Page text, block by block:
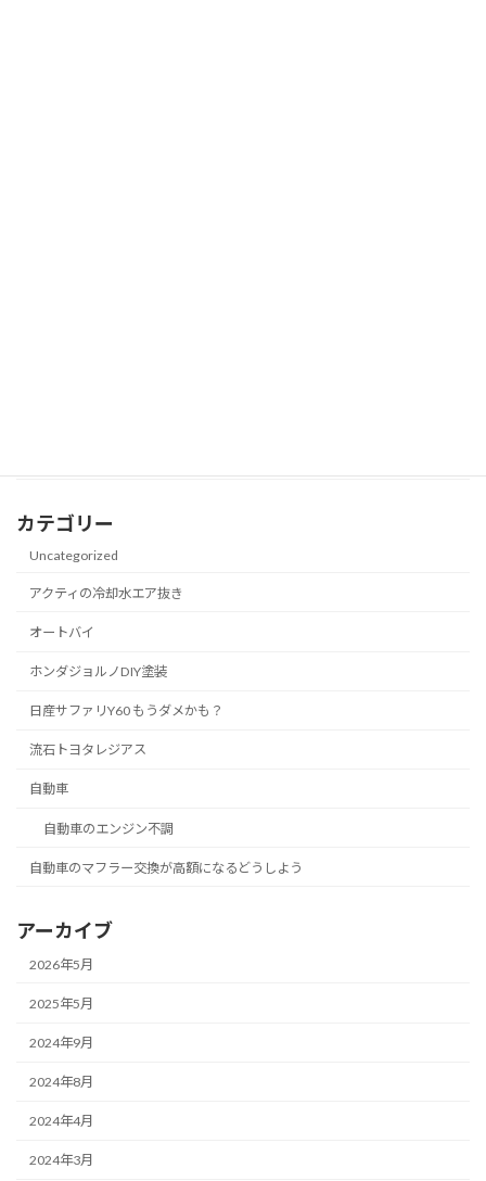
カテゴリー
Uncategorized
アクティの冷却水エア抜き
オートバイ
ホンダジョルノDIY塗装
日産サファリY60 もうダメかも？
流石トヨタレジアス
自動車
自動車のエンジン不調
自動車のマフラー交換が高額になるどうしよう
アーカイブ
2026年5月
2025年5月
2024年9月
2024年8月
2024年4月
2024年3月